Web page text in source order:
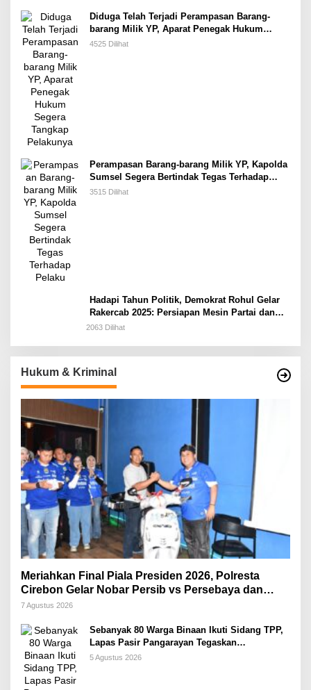
Diduga Telah Terjadi Perampasan Barang-
barang Milik YP, Aparat Penegak Hukum
Segera Tangkap Pelakunya
4525 Dilihat
Perampasan Barang-barang Milik YP, Kapolda
Sumsel Segera Bertindak Tegas Terhadap
Pelaku
3515 Dilihat
Hadapi Tahun Politik, Demokrat Rohul Gelar
Rakercab 2025: Persiapan Mesin Partai dan
Konsolidasi Kader
2063 Dilihat
Hukum & Kriminal
Meriahkan Final Piala Presiden 2026, Polresta
Cirebon Gelar Nobar Persib vs Persebaya dan
Bagi-Bagi Motor Listrik
7 Agustus 2026
Sebanyak 80 Warga Binaan Ikuti Sidang TPP,
Lapas Pasir Pangarayan Tegaskan
Pengurusan Integrasi Gratis Tanpa Dipungut
5 Agustus 2026